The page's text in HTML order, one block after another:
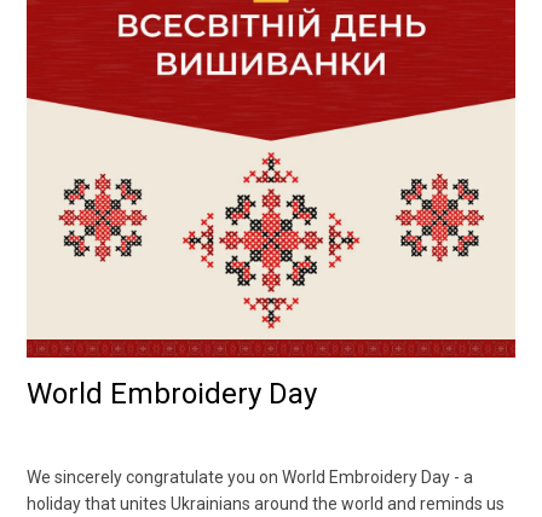
World Embroidery Day
We sincerely congratulate you on World Embroidery Day - a
holiday that unites Ukrainians around the world and reminds us